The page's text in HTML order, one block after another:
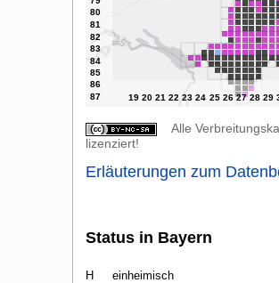
Alle
lizenziert!
Erläuterungen zum
Status in Bayern
H einheimisch